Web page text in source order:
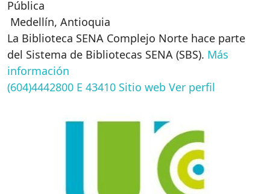
Pública
Medellín, Antioquia
La Biblioteca SENA Complejo Norte hace parte
del Sistema de Bibliotecas SENA (SBS). Más
información
(604)4442800 E 43410 Sitio web Ver perfil